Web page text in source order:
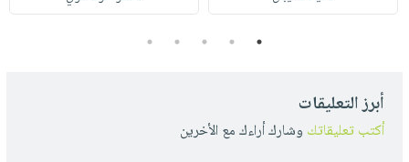
1
2
3
4
5
أبرز التعليقات
أكتب تعليقاتك وشارك أراءك مع الأخرين